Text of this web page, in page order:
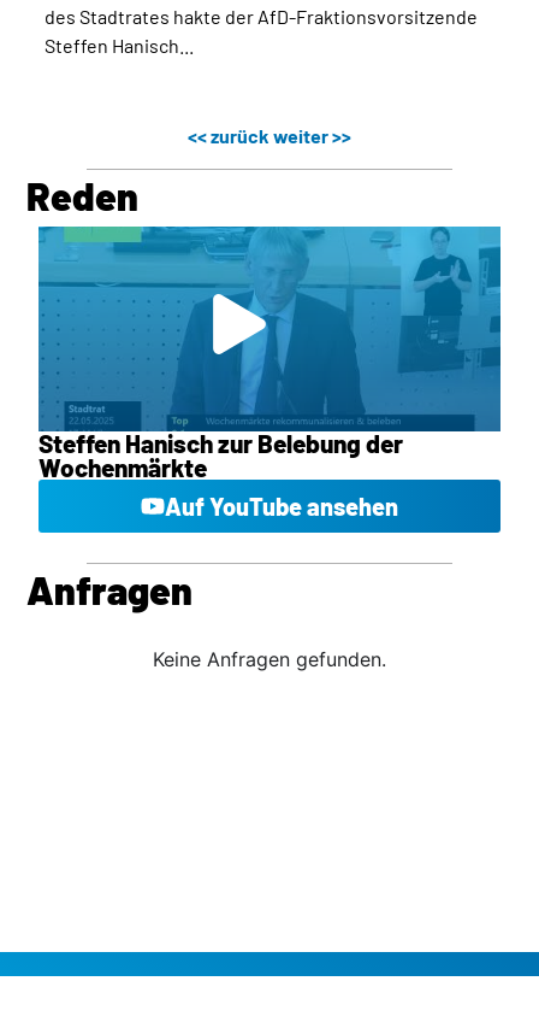
des Stadtrates hakte der AfD-Fraktionsvorsitzende
Steffen Hanisch...
<< zurück weiter >>
Reden
Steffen Hanisch zur Belebung der
Wochenmärkte
Auf YouTube ansehen
Anfragen
Keine Anfragen gefunden.